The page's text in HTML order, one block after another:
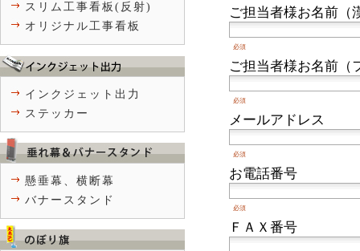
ご担当者様お名前（
必須
ご担当者様お名前（
必須
メールアドレス
必須
お電話番号
必須
ＦＡＸ番号
スリム工事看板(反射)
オリジナル工事看板
インクジェット出力
ステッカー
懸垂幕、横断幕
バナースタンド